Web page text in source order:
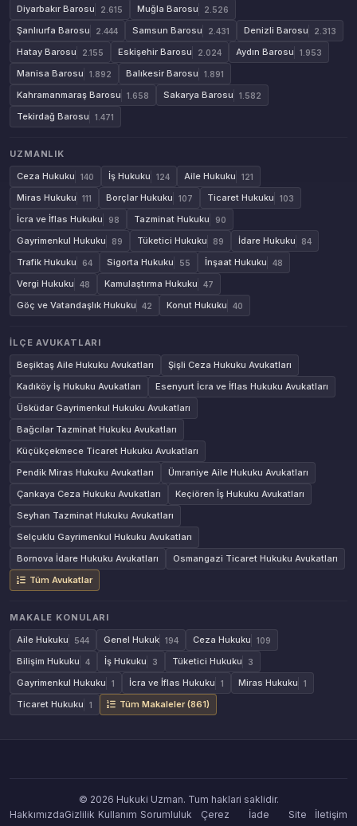
Diyarbakır Barosu 2.615 Muğla Barosu 2.526
Şanlıurfa Barosu 2.444 Samsun Barosu 2.431 Denizli Barosu 2.313
Hatay Barosu 2.155 Eskişehir Barosu 2.024 Aydın Barosu 1.953
Manisa Barosu 1.892 Balıkesir Barosu 1.891
Kahramanmaraş Barosu 1.658 Sakarya Barosu 1.582
Tekirdağ Barosu 1.471
UZMANLIK
Ceza Hukuku
140 İş Hukuku 124 Aile Hukuku 121
Miras Hukuku 111 Borçlar Hukuku 107 Ticaret Hukuku 103
İcra ve İflas Hukuku 98 Tazminat Hukuku 90
Gayrimenkul Hukuku 89 Tüketici Hukuku 89 İdare Hukuku 84
Trafik Hukuku 64 Sigorta Hukuku 55 İnşaat Hukuku 48
Vergi Hukuku 48 Kamulaştırma Hukuku 47
Göç ve Vatandaşlık Hukuku 42 Konut Hukuku 40
İLÇE AVUKATLARI
Beşiktaş Aile Hukuku Avukatları
Şişli Ceza Hukuku Avukatları
Kadıköy İş Hukuku Avukatları
Esenyurt İcra ve İflas Hukuku Avukatları
Üsküdar Gayrimenkul Hukuku Avukatları
Bağcılar Tazminat Hukuku Avukatları
Küçükçekmece Ticaret Hukuku Avukatları
Pendik Miras Hukuku Avukatları
Ümraniye Aile Hukuku Avukatları
Çankaya Ceza Hukuku Avukatları
Keçiören İş Hukuku Avukatları
Seyhan Tazminat Hukuku Avukatları
Selçuklu Gayrimenkul Hukuku Avukatları
Bornova İdare Hukuku Avukatları
Osmangazi Ticaret Hukuku Avukatları
Tüm Avukatlar
MAKALE KONULARI
Aile Hukuku
544 Genel Hukuk 194 Ceza Hukuku 109
Bilişim Hukuku 4 İş Hukuku 3 Tüketici Hukuku 3
Gayrimenkul Hukuku 1 İcra ve İflas Hukuku 1 Miras Hukuku 1
Ticaret Hukuku 1 Tüm Makaleler (861)
© 2026 Hukuki Uzman. Tum haklari saklidir.
HakkımızdaGizlilik Kullanım Sorumluluk
Çerez
İade
Site
İletişim